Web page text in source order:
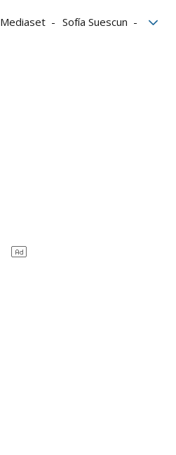
Mediaset
Sofía Suescun